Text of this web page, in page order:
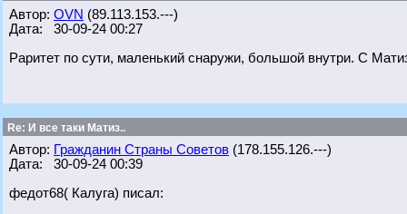
Автор: OVN (89.113.153.---)
Дата: 30-09-24 00:27
Раритет по сути, маленький снаружи, большой внутри. С
Re: И все таки Матиз..
Автор: Гражданин Страны Советов (178.155.126.---)
Дата: 30-09-24 00:39
федот68( Калуга) писал: